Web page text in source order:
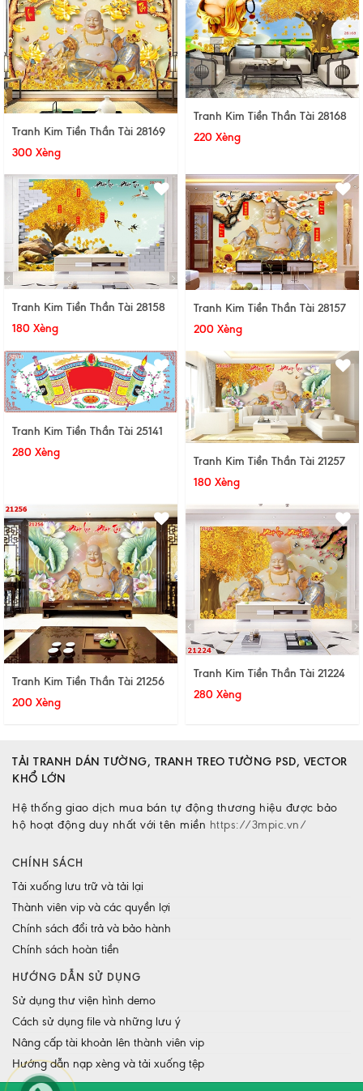
Tranh Kim Tiền Thần Tài 28169
300 Xèng
Tranh Kim Tiền Thần Tài 28168
220 Xèng
Tranh Kim Tiền Thần Tài 28158
180 Xèng
Tranh Kim Tiền Thần Tài 28157
200 Xèng
Tranh Kim Tiền Thần Tài 25141
280 Xèng
Tranh Kim Tiền Thần Tài 21257
180 Xèng
Tranh Kim Tiền Thần Tài 21256
200 Xèng
Tranh Kim Tiền Thần Tài 21224
280 Xèng
TẢI TRANH DÁN TƯỜNG, TRANH TREO TƯỜNG PSD, VECTOR
KHỔ LỚN
Hệ thống giao dịch mua bán tự động thương hiệu được bảo
hộ hoạt động duy nhất với tên miền https://3mpic.vn/
CHÍNH SÁCH
Tải xuống lưu trữ và tải lại
Thành viên vip và các quyền lợi
Chính sách đổi trả và bảo hành
Chính sách hoàn tiền
HƯỚNG DẪN SỬ DỤNG
Sử dụng thư viện hình demo
Cách sử dụng file và những lưu ý
Nâng cấp tài khoản lên thành viên vip
Hướng dẫn nạp xèng và tải xuống tệp